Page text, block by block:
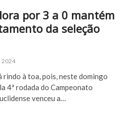
por 3 a 0 mantém
da seleção
2024
à toa, pois, neste domingo
4ª rodada do Campeonato
venceu a…